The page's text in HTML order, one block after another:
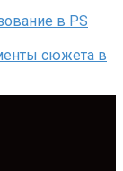
в PS
сюжета в